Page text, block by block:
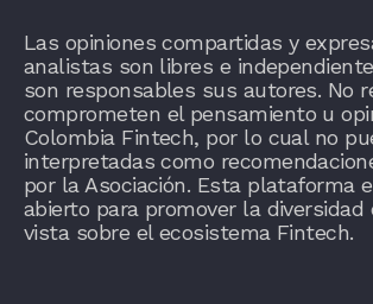
Las opiniones compartidas y
analistas son libres e
son responsables sus autores. No
comprometen el pensamiento u
Colombia Fintech, por lo cual no
interpretadas como
por la Asociación. Esta plataforma
abierto para promover la
vista sobre el ecosistema Fintech.